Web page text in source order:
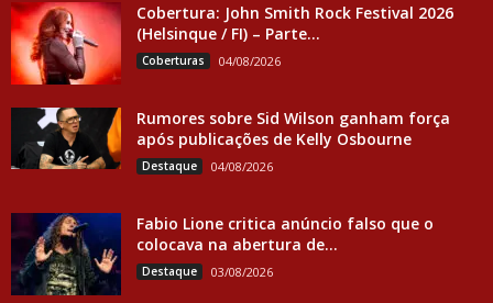
Cobertura: John Smith Rock Festival 2026
(Helsinque / FI) – Parte...
Coberturas 04/08/2026
Rumores sobre Sid Wilson ganham força
após publicações de Kelly Osbourne
Destaque 04/08/2026
Fabio Lione critica anúncio falso que o
colocava na abertura de...
Destaque 03/08/2026